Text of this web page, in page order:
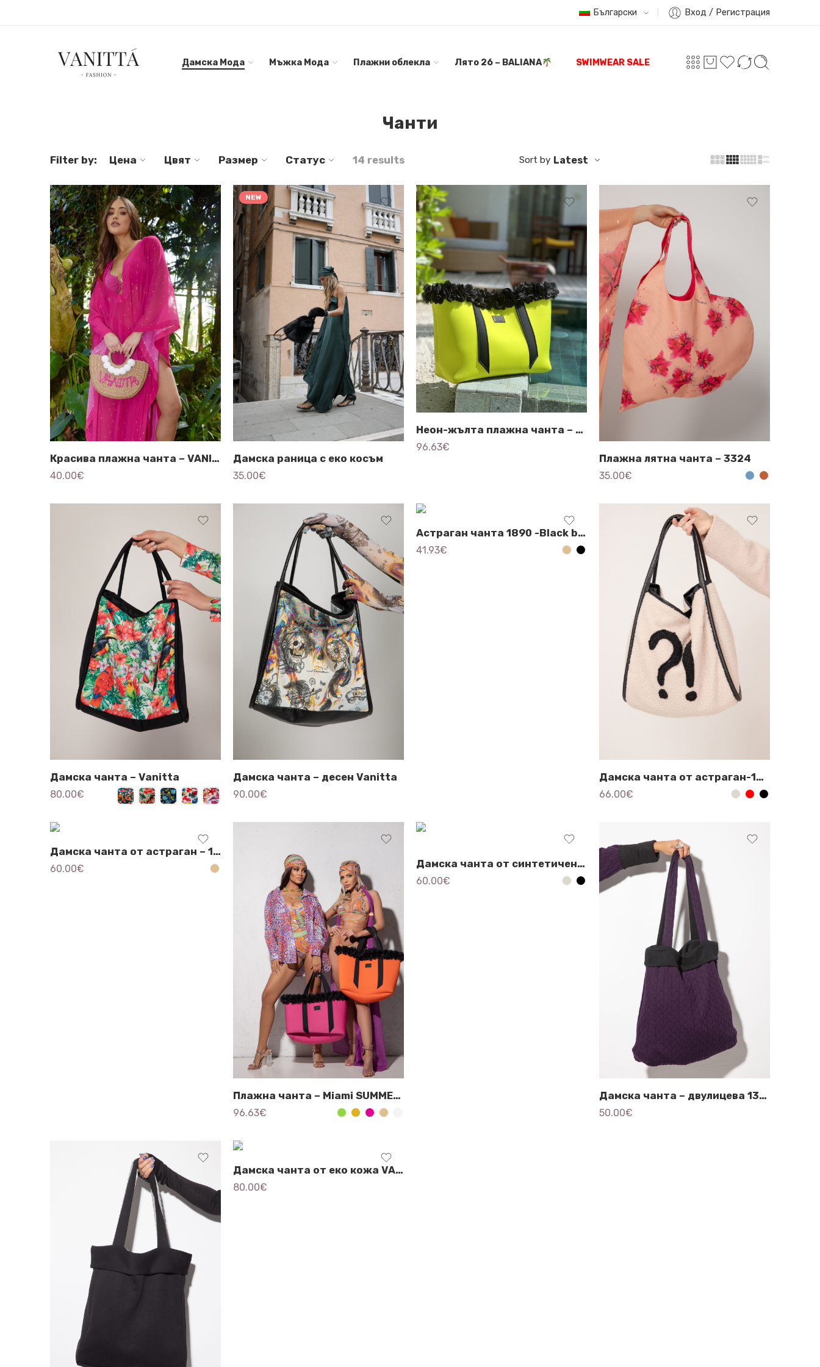
Български Вход / Регистрация
Дамска Мода Мъжка Мода Плажни облекла Лято 26 – BALIANA SWIMWEAR SALE
Чанти
Filter by: Цена Цвят Размер Статус 14 results Sort by Latest
Красива плажна чанта – VANITTA BALIANA
40.00€
NEW
Дамска раница с еко косъм
35.00€
Неон-жълта плажна чанта – Neo Loft
96.63€
Плажна лятна чанта – 3324
35.00€
Дамска чанта – Vanitta
80.00€
Дамска чанта – десен Vanitta
90.00€
Астраган чанта 1890 -Black bear
41.93€
Дамска чанта от астраган-1619
66.00€
Дамска чанта от aстраган – 1620
60.00€
Плажна чанта – Miami SUMMER Bag
96.63€
Дамска чанта от синтетичен астраган – 1366
60.00€
Дамска чанта – двулицева 1367
50.00€
Дамска чанта от еко кожа VALERIA
80.00€